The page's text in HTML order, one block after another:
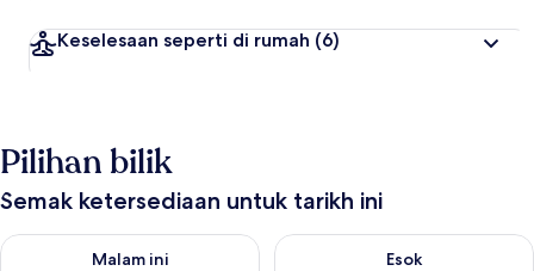
Keselesaan seperti di rumah (6)
Pilihan bilik
Semak ketersediaan untuk tarikh ini
Malam ini
Semak ketersediaan untuk malam ini Ogo 7 - Ogo 8
Esok
Semak ketersediaan untuk